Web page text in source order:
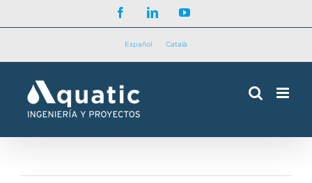
FacebookLinkedInYouTube
Español Català